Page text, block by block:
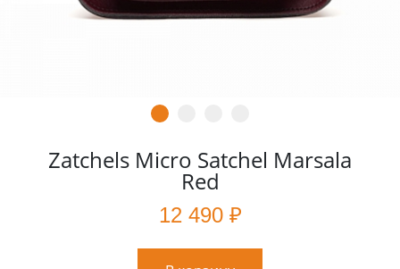
Zatchels Micro Satchel Marsala
Red
12 490 ₽